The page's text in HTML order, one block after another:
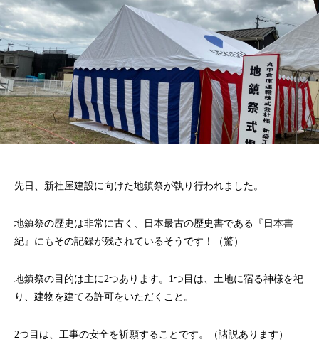
先日、新社屋建設に向けた地鎮祭が執り行われました。
地鎮祭の歴史は非常に古く、日本最古の歴史書である『日本書
紀』にもその記録が残されているそうです！（驚）
地鎮祭の目的は主に2つあります。1つ目は、土地に宿る神様を祀
り、建物を建てる許可をいただくこと。
2つ目は、工事の安全を祈願することです。（諸説あります）